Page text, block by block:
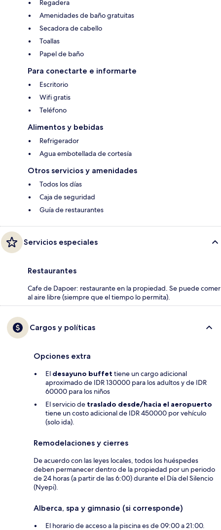
Regadera
Amenidades de baño gratuitas
Secadora de cabello
Toallas
Papel de baño
Para conectarte e informarte
Escritorio
Wifi gratis
Teléfono
Alimentos y bebidas
Refrigerador
Agua embotellada de cortesía
Otros servicios y amenidades
Todos los días
Caja de seguridad
Guía de restaurantes
Servicios especiales
Restaurantes
Cafe de Dapoer: restaurante en la propiedad. Se puede comer
al aire libre (siempre que el tiempo lo permita).
Cargos y políticas
Opciones extra
El desayuno buffet tiene un cargo adicional
aproximado de IDR 130000 para los adultos y de IDR
60000 para los niños
El servicio de traslado desde/hacia el aeropuerto
tiene un costo adicional de IDR 450000 por vehículo
(solo ida).
Remodelaciones y cierres
De acuerdo con las leyes locales, todos los huéspedes
deben permanecer dentro de la propiedad por un periodo
de 24 horas (a partir de las 6:00) durante el Día del Silencio
(Nyepi).
Alberca, spa y gimnasio (si corresponde)
El horario de acceso a la piscina es de 09:00 a 21:00.